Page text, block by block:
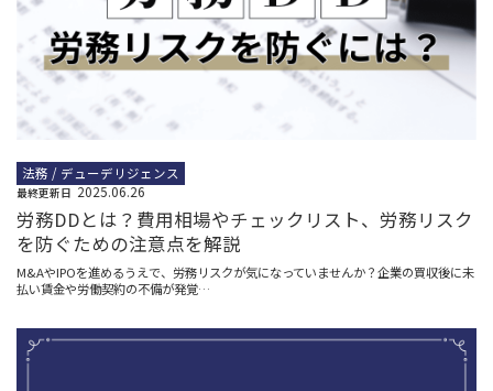
法務 / デューデリジェンス
最終更新日 2025.06.26
労務DDとは？費用相場やチェックリスト、労務リスク
を防ぐための注意点を解説
M&AやIPOを進めるうえで、労務リスクが気になっていませんか？企業の買収後に未
払い賃金や労働契約の不備が発覚…